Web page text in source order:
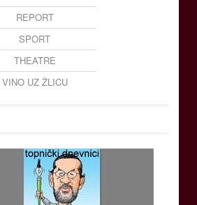
REPORT
SPORT
THEATRE
VINO UZ ŽLICU